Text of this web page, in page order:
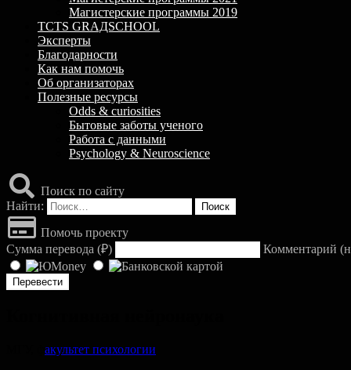
Магистерские программы 2019
TCTS GRАДSCHOOL
Эксперты
Благодарности
Как нам помочь
Об организаторах
Полезные ресурсы
Odds & curiosities
Бытовые заботы ученого
Работа с данными
Psychology & Neuroscience
Поиск по сайту
Найти:
Помочь проекту
Сумма перевода (₽) Комментарий
акультет психологии